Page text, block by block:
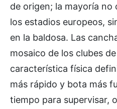
de origen; la mayoría no
los estadios europeos,
en la baldosa. Las
mosaico de los clubes
característica física
más rápido y bota más
tiempo para supervisar,